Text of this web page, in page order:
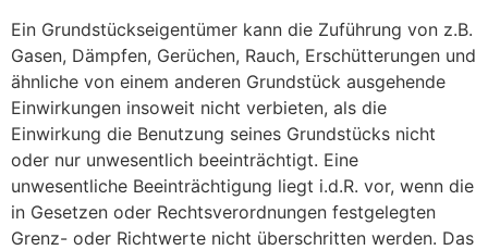
Ein Grundstückseigentümer kann die Zuführung von z.B.
Gasen, Dämpfen, Gerüchen, Rauch, Erschütterungen und
ähnliche von einem anderen Grundstück ausgehende
Einwirkungen insoweit nicht verbieten, als die
Einwirkung die Benutzung seines Grundstücks nicht
oder nur unwesentlich beeinträchtigt. Eine
unwesentliche Beeinträchtigung liegt i.d.R. vor, wenn die
in Gesetzen oder Rechtsverordnungen festgelegten
Grenz- oder Richtwerte nicht überschritten werden. Das